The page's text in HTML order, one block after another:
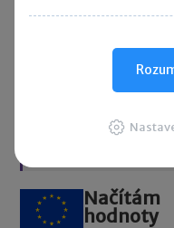
Daňové přiznání a
Přehled všech termínů
Načítám
hodnoty